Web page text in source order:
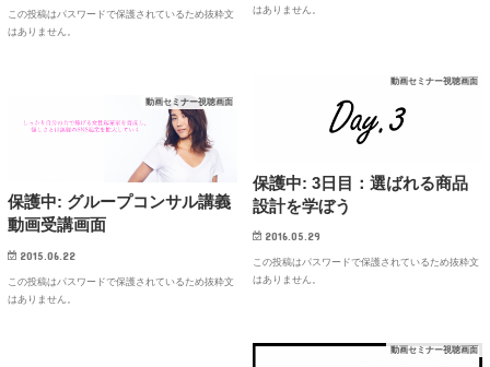
はありません。
この投稿はパスワードで保護されているため抜粋文
はありません。
動画セミナー視聴画面
保護中: 3日目：選ばれる商品
設計を学ぼう
2016.05.29
この投稿はパスワードで保護されているため抜粋文
はありません。
動画セミナー視聴画面
保護中: グループコンサル講義
動画受講画面
2015.06.22
この投稿はパスワードで保護されているため抜粋文
はありません。
動画セミナー視聴画面